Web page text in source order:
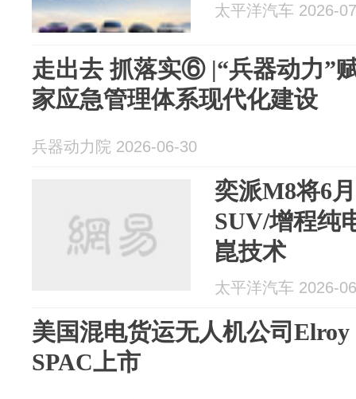
太平洋汽车 2026-
走出去 抓落实⑥ |“兵器动力”
家应急管理体系现代化建设
兵器动力院 2026-06-30
奕派M8将6
SUV/增程纯
崑技术
太平洋汽车 2026-
美国混电货运无人机公司
SPAC上市